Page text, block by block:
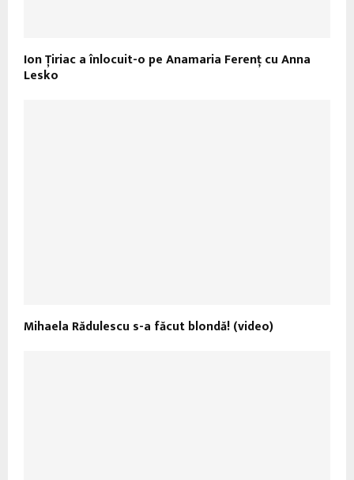
Ion Ţiriac a înlocuit-o pe Anamaria Ferenţ cu Anna
Lesko
Mihaela Rădulescu s-a făcut blondă! (video)